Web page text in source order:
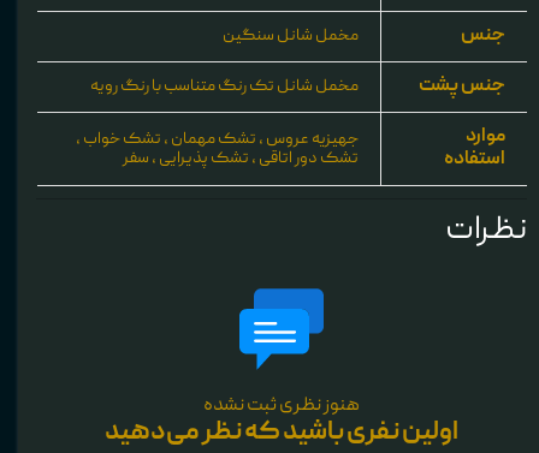
جنس مخمل شانل سنگین
جنس پشت مخمل شانل تک رنگ متناسب با رنگ رویه
موارد
استفاده
جهیزیه عروس ، تشک مهمان ، تشک خواب ،
تشک دور اتاقی ، تشک پذیرایی ، سفر
نظرات
هنوز نظری ثبت نشده
اولین نفری باشید که نظر می‌دهید